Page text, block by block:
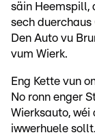
säin Heemspill,
sech duerchaus
Den Auto vu
vum Wierk.
Eng Kette vun
No ronn enger
Wierksauto,
iwwerhuele